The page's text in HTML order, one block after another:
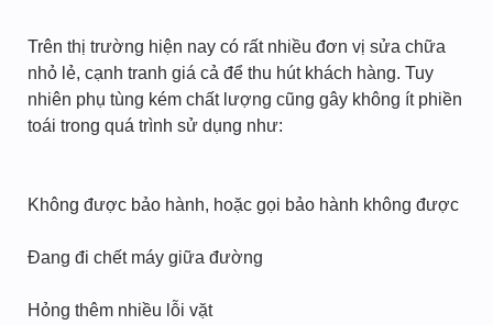
Trên thị trường hiện nay có rất nhiều đơn vị sửa chữa
nhỏ lẻ, cạnh tranh giá cả để thu hút khách hàng. Tuy
nhiên phụ tùng kém chất lượng cũng gây không ít phiền
toái trong quá trình sử dụng như:
Không được bảo hành, hoặc gọi bảo hành không được
Đang đi chết máy giữa đường
Hỏng thêm nhiều lỗi vặt